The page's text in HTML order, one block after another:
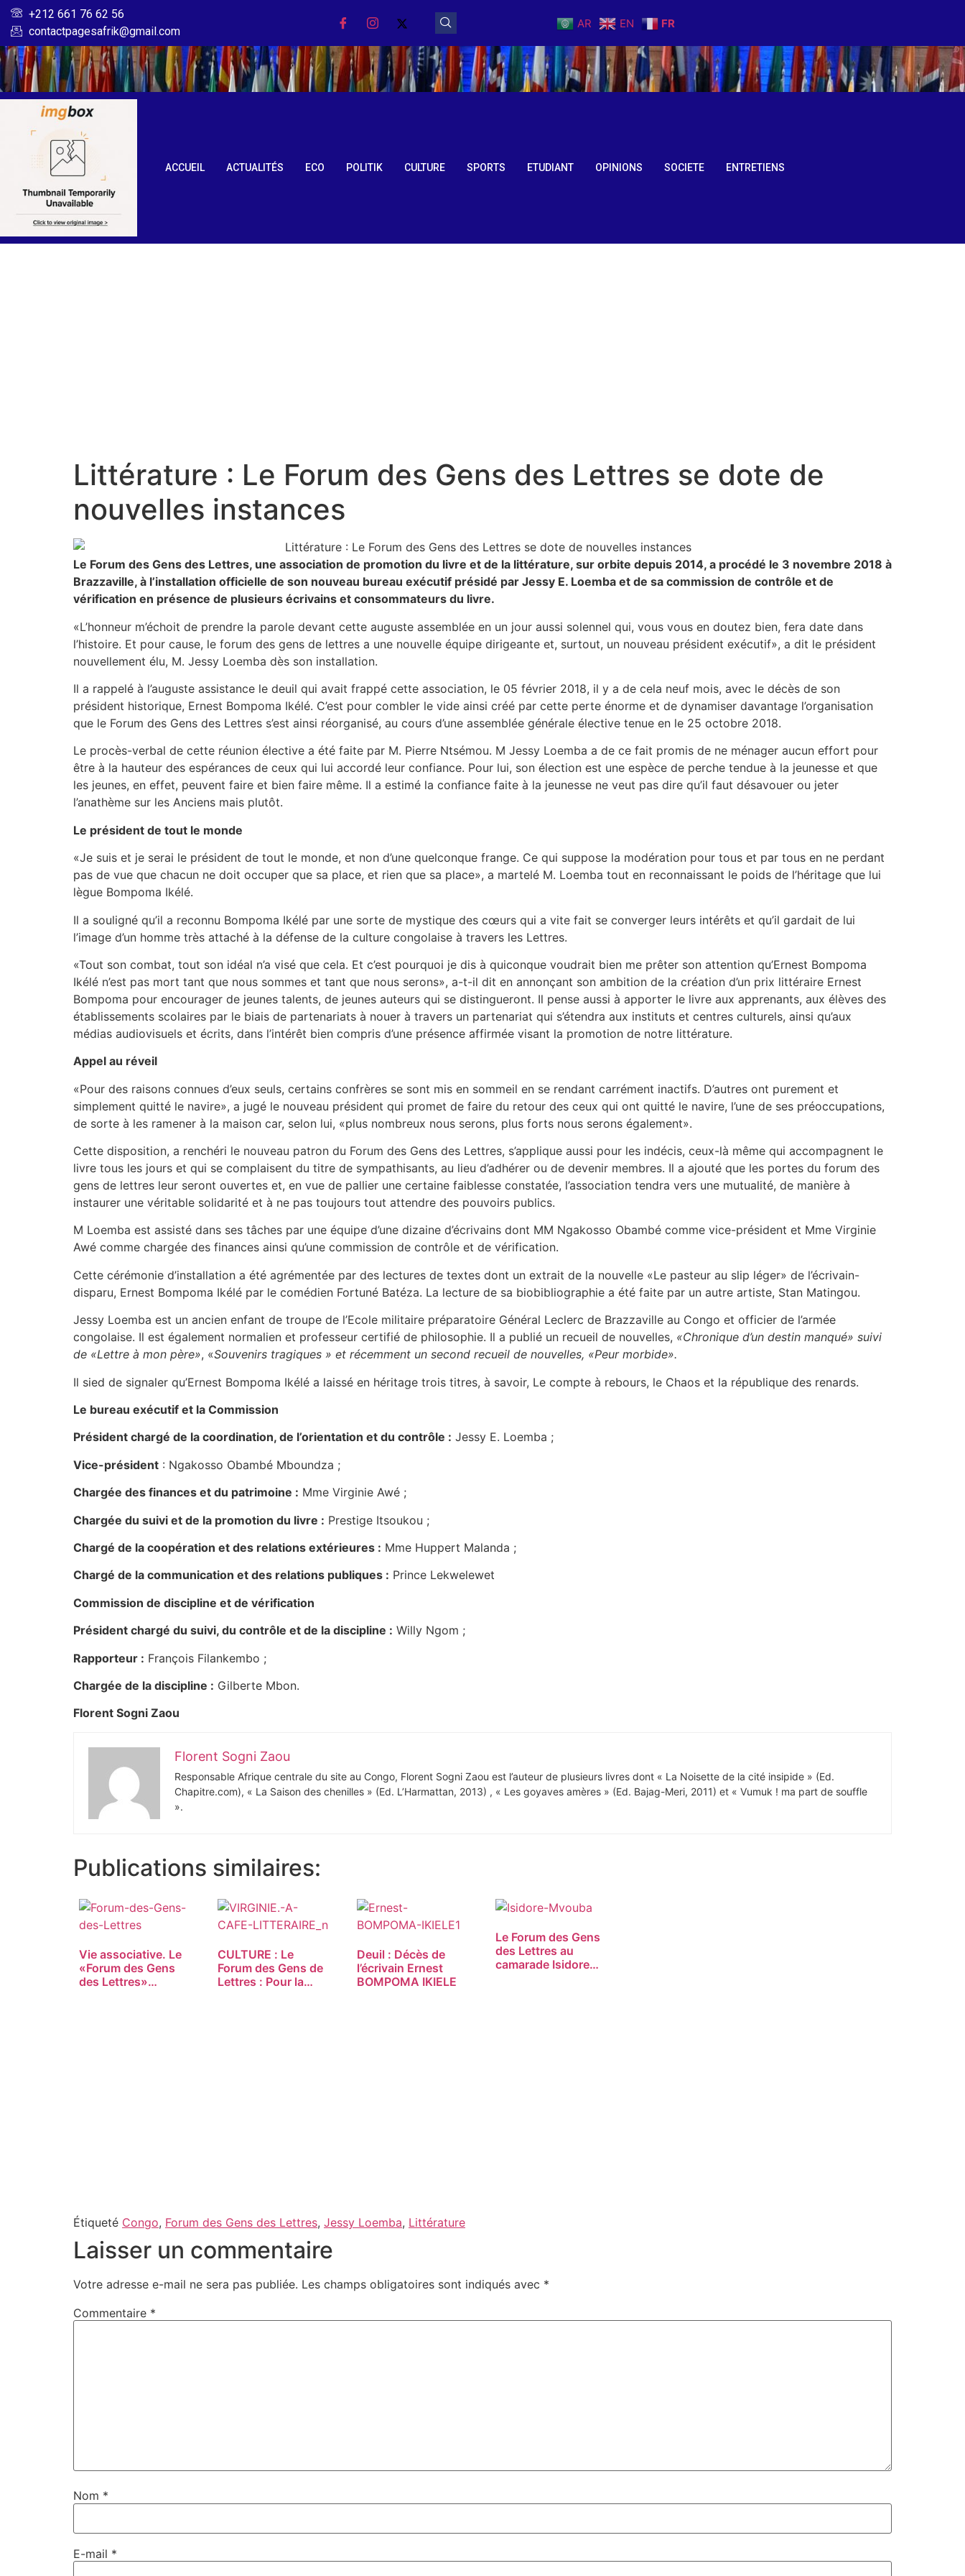
+212 661 76 62 56
contactpagesafrik@gmail.com
AR EN FR
ACCUEIL ACTUALITÉS ECO POLITIK CULTURE SPORTS ETUDIANT OPINIONS SOCIETE ENTRETIENS
Littérature : Le Forum des Gens des Lettres se dote de
nouvelles instances
Le Forum des Gens des Lettres, une association de promotion du livre et de la littérature, sur orbite depuis 2014, a procédé le 3 novembre 2018 à
Brazzaville, à l’installation officielle de son nouveau bureau exécutif présidé par Jessy E. Loemba et de sa commission de contrôle et de
vérification en présence de plusieurs écrivains et consommateurs du livre.
«L’honneur m’échoit de prendre la parole devant cette auguste assemblée en un jour aussi solennel qui, vous vous en doutez bien, fera date dans
l’histoire. Et pour cause, le forum des gens de lettres a une nouvelle équipe dirigeante et, surtout, un nouveau président exécutif», a dit le président
nouvellement élu, M. Jessy Loemba dès son installation.
Il a rappelé à l’auguste assistance le deuil qui avait frappé cette association, le 05 février 2018, il y a de cela neuf mois, avec le décès de son
président historique, Ernest Bompoma Ikélé. C’est pour combler le vide ainsi créé par cette perte énorme et de dynamiser davantage l’organisation
que le Forum des Gens des Lettres s’est ainsi réorganisé, au cours d’une assemblée générale élective tenue en le 25 octobre 2018.
Le procès-verbal de cette réunion élective a été faite par M. Pierre Ntsémou. M Jessy Loemba a de ce fait promis de ne ménager aucun effort pour
être à la hauteur des espérances de ceux qui lui accordé leur confiance. Pour lui, son élection est une espèce de perche tendue à la jeunesse et que
les jeunes, en effet, peuvent faire et bien faire même. Il a estimé la confiance faite à la jeunesse ne veut pas dire qu’il faut désavouer ou jeter
l’anathème sur les Anciens mais plutôt.
Le président de tout le monde
«Je suis et je serai le président de tout le monde, et non d’une quelconque frange. Ce qui suppose la modération pour tous et par tous en ne perdant
pas de vue que chacun ne doit occuper que sa place, et rien que sa place», a martelé M. Loemba tout en reconnaissant le poids de l’héritage que lui
lègue Bompoma Ikélé.
Il a souligné qu’il a reconnu Bompoma Ikélé par une sorte de mystique des cœurs qui a vite fait se converger leurs intérêts et qu’il gardait de lui
l’image d’un homme très attaché à la défense de la culture congolaise à travers les Lettres.
«Tout son combat, tout son idéal n’a visé que cela. Et c’est pourquoi je dis à quiconque voudrait bien me prêter son attention qu’Ernest Bompoma
Ikélé n’est pas mort tant que nous sommes et tant que nous serons», a-t-il dit en annonçant son ambition de la création d’un prix littéraire Ernest
Bompoma pour encourager de jeunes talents, de jeunes auteurs qui se distingueront. Il pense aussi à apporter le livre aux apprenants, aux élèves des
établissements scolaires par le biais de partenariats à nouer à travers un partenariat qui s’étendra aux instituts et centres culturels, ainsi qu’aux
médias audiovisuels et écrits, dans l’intérêt bien compris d’une présence affirmée visant la promotion de notre littérature.
Appel au réveil
«Pour des raisons connues d’eux seuls, certains confrères se sont mis en sommeil en se rendant carrément inactifs. D’autres ont purement et
simplement quitté le navire», a jugé le nouveau président qui promet de faire du retour des ceux qui ont quitté le navire, l’une de ses préoccupations,
de sorte à les ramener à la maison car, selon lui, «plus nombreux nous serons, plus forts nous serons également».
Cette disposition, a renchéri le nouveau patron du Forum des Gens des Lettres, s’applique aussi pour les indécis, ceux-là même qui accompagnent le
livre tous les jours et qui se complaisent du titre de sympathisants, au lieu d’adhérer ou de devenir membres. Il a ajouté que les portes du forum des
gens de lettres leur seront ouvertes et, en vue de pallier une certaine faiblesse constatée, l’association tendra vers une mutualité, de manière à
instaurer une véritable solidarité et à ne pas toujours tout attendre des pouvoirs publics.
M Loemba est assisté dans ses tâches par une équipe d’une dizaine d’écrivains dont MM Ngakosso Obambé comme vice-président et Mme Virginie
Awé comme chargée des finances ainsi qu’une commission de contrôle et de vérification.
Cette cérémonie d’installation a été agrémentée par des lectures de textes dont un extrait de la nouvelle «Le pasteur au slip léger» de l’écrivain-
disparu, Ernest Bompoma Ikélé par le comédien Fortuné Batéza. La lecture de sa biobibliographie a été faite par un autre artiste, Stan Matingou.
Jessy Loemba est un ancien enfant de troupe de l’Ecole militaire préparatoire Général Leclerc de Brazzaville au Congo et officier de l’armée
congolaise. Il est également normalien et professeur certifié de philosophie. Il a publié un recueil de nouvelles, «Chronique d’un destin manqué» suivi
de «Lettre à mon père», «Souvenirs tragiques » et récemment un second recueil de nouvelles, «Peur morbide».
Il sied de signaler qu’Ernest Bompoma Ikélé a laissé en héritage trois titres, à savoir, Le compte à rebours, le Chaos et la république des renards.
Le bureau exécutif et la Commission
Président chargé de la coordination, de l’orientation et du contrôle : Jessy E. Loemba ;
Vice-président : Ngakosso Obambé Mboundza ;
Chargée des finances et du patrimoine : Mme Virginie Awé ;
Chargée du suivi et de la promotion du livre : Prestige Itsoukou ;
Chargé de la coopération et des relations extérieures : Mme Huppert Malanda ;
Chargé de la communication et des relations publiques : Prince Lekwelewet
Commission de discipline et de vérification
Président chargé du suivi, du contrôle et de la discipline : Willy Ngom ;
Rapporteur : François Filankembo ;
Chargée de la discipline : Gilberte Mbon.
Florent Sogni Zaou
Florent Sogni Zaou
Responsable Afrique centrale du site au Congo, Florent Sogni Zaou est l’auteur de plusieurs livres dont « La Noisette de la cité insipide » (Ed.
Chapitre.com), « La Saison des chenilles » (Ed. L’Harmattan, 2013) , « Les goyaves amères » (Ed. Bajag-Meri, 2011) et « Vumuk ! ma part de souffle
».
Publications similaires:
Vie associative. Le
«Forum des Gens
des Lettres»…
CULTURE : Le
Forum des Gens de
Lettres : Pour la…
Deuil : Décès de
l’écrivain Ernest
BOMPOMA IKIELE
Le Forum des Gens
des Lettres au
camarade Isidore…
Étiqueté Congo, Forum des Gens des Lettres, Jessy Loemba, Littérature
Laisser un commentaire
Votre adresse e-mail ne sera pas publiée. Les champs obligatoires sont indiqués avec *
Commentaire *
Nom *
E-mail *